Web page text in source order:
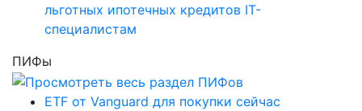
льготных ипотечных кредитов IT-
специалистам
ПИФы
ETF от Vanguard для покупки сейчас